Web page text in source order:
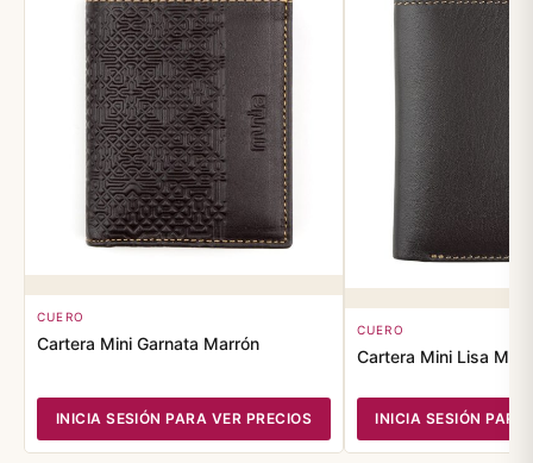
CUERO
Cartera Mini Garnata Marrón
INICIA SESIÓN PARA VER PRECIOS
CUERO
Cartera Mini Lisa
INICIA SESIÓN PARA